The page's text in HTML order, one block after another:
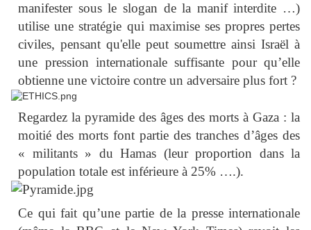
manifester sous le slogan de la manif interdite …)
utilise une stratégie qui maximise ses propres pertes
civiles, pensant qu'elle peut soumettre ainsi Israël à
une pression internationale suffisante pour qu’elle
obtienne une victoire contre un adversaire plus fort ?
Regardez la pyramide des âges des morts à Gaza : la
moitié des morts font partie des tranches d’âges des
« militants » du Hamas (leur proportion dans la
population totale est inférieure à 25% ….).
Ce qui fait qu’une partie de la presse internationale